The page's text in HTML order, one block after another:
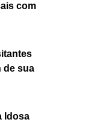
com
de sua
Idosa